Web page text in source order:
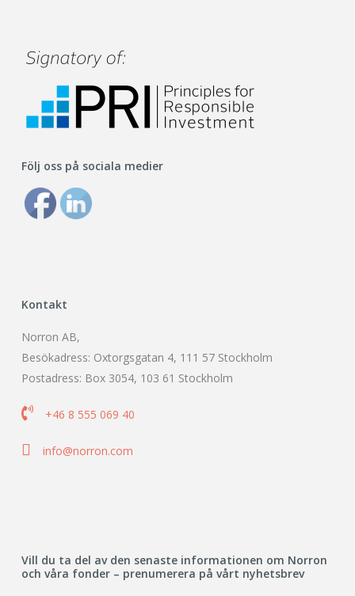
Följ oss på sociala medier
Kontakt
Norron AB,
Besökadress: Oxtorgsgatan 4, 111 57 Stockholm
Postadress: Box 3054, 103 61 Stockholm
 +46 8 555 069 40
 info@norron.com
Vill du ta del av den senaste informationen om Norron
och våra fonder – prenumerera på vårt nyhetsbrev